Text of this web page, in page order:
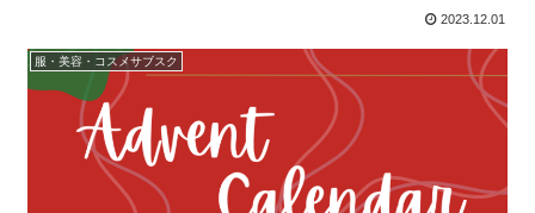
2023.12.01
服・美容・コスメサブスク